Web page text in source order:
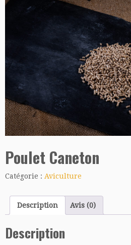
Poulet Caneton
Catégorie : Aviculture
Description Avis (0)
Description